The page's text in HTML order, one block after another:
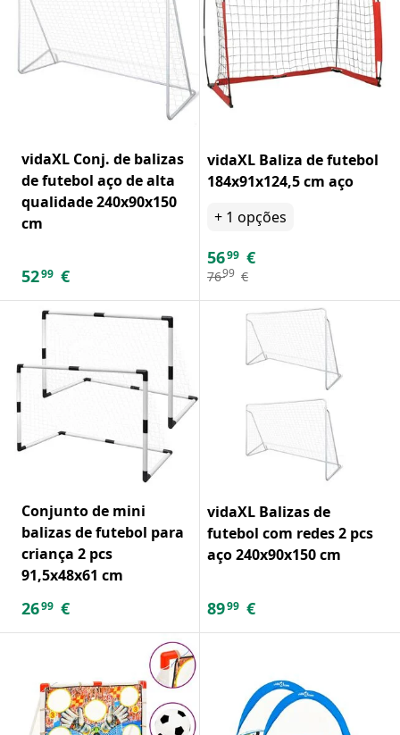
vidaXL Conj. de balizas
de futebol aço de alta
qualidade 240x90x150
cm
5299 €
vidaXL Baliza de futebol
184x91x124,5 cm aço
+ 1 opções
5699 €
7699 €
Conjunto de mini
balizas de futebol para
criança 2 pcs
91,5x48x61 cm
2699 €
vidaXL Balizas de
futebol com redes 2 pcs
aço 240x90x150 cm
8999 €